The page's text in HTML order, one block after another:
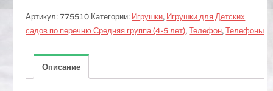
Артикул: 775510 Категории: Игрушки, Игрушки для Детских
садов по перечню Средняя группа (4-5 лет),Телефон,Телефоны
Описание